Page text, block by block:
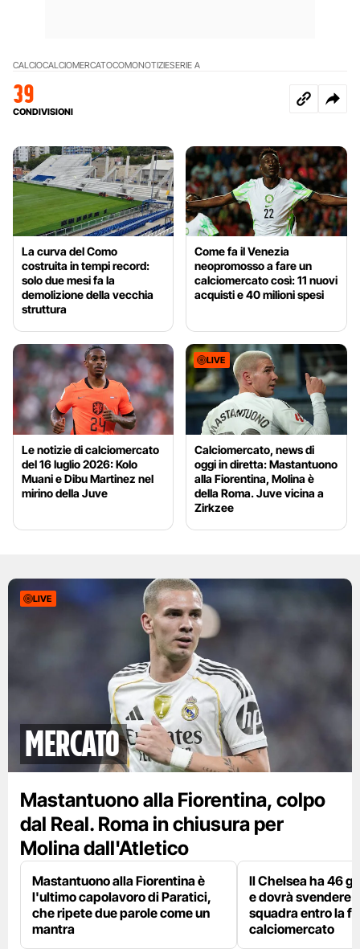
CALCIOCALCIOMERCATOCOMONOTIZIESERIE A
39
CONDIVISIONI
La curva del Como
costruita in tempi record:
solo due mesi fa la
demolizione della vecchia
struttura
Come fa il Venezia
neopromosso a fare un
calciomercato così: 11 nuovi
acquisti e 40 milioni spesi
Le notizie di calciomercato
del 16 luglio 2026: Kolo
Muani e Dibu Martinez nel
mirino della Juve
LIVE
Calciomercato, news di
oggi in diretta: Mastantuono
alla Fiorentina, Molina è
della Roma. Juve vicina a
Zirkzee
LIVE
mercato
Mastantuono alla Fiorentina, colpo
dal Real. Roma in chiusura per
Molina dall'Atletico
Mastantuono alla Fiorentina è
l'ultimo capolavoro di Paratici,
che ripete due parole come un
mantra
Il Chelsea ha 46
e dovrà svendere
squadra entro la
calciomercato